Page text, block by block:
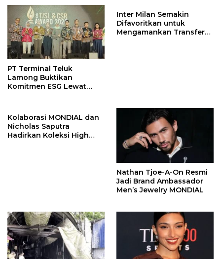
PT Terminal Teluk
Lamong Buktikan
Komitmen ESG Lewat
Inter Milan Semakin
Difavoritkan untuk
Mengamankan Transfer
Kolaborasi MONDIAL dan
Nicholas Saputra
Hadirkan Koleksi High
Nathan Tjoe-A-On Resmi
Jadi Brand Ambassador
Men’s Jewelry MONDIAL